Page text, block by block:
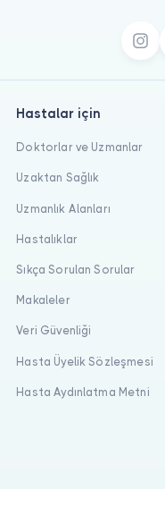
Hastalar için
Doktorlar ve Uzmanlar
Uzaktan Sağlık
Uzmanlık Alanları
Hastalıklar
Sıkça Sorulan Sorular
Makaleler
Veri Güvenliği
Hasta Üyelik Sözleşmesi
Hasta Aydınlatma Metni